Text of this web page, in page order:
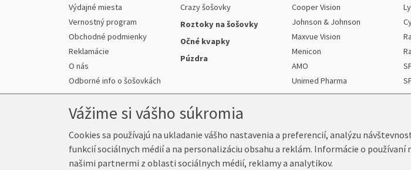
Výdajné miesta
Vernostný program
Obchodné podmienky
Reklamácie
O nás
Odborné info o šošovkách
Crazy šošovky
Roztoky na šošovky
Očné kvapky
Púzdra
Cooper Vision
Johnson & Johnson
Maxvue Vision
Menicon
AMO
Unimed Pharma
© 2026 Kup-Šošovky.sk
Vážime si vášho súkromia
Cookies sa používajú na ukladanie vášho nastavenia a preferencií, analýzu
funkcií sociálnych médií a na personalizáciu obsahu a reklám. Informácie o používaní
našimi partnermi z oblasti sociálnych médií, reklamy a analytikov.